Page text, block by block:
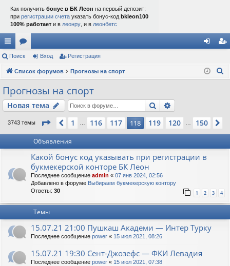
Как получить бонус в БК Леон на первый депозит:
при регистрации счета указать бонус-код bkleon100
100% работает и в леонру , и в леонбетс
с
ы
лк
ор
ум д ис
ия
Поиск Вход Регистрация
Список форумов Прогнозы на спорт
Прогнозы на спорт
Новая тема Поиск
3743 темы Страница 118из150
Пред.
1 116 117 118 119 120 150
Объявления
Какой бонус код указывать при регистрации в
букмекерской конторе БК Леон
Последнее сообщение admin « 07 янв 2024, 02:56
Добавлено в форуме Выбираем букмекерскую контору
Ответы: 30 1 2 3 4
Темы
15.07.21 21:00 Пушкаш Академи — Интер Турку
Последнее сообщение power « 15 июл 2021, 08:26
15.07.21 19:30 Сент-Джозефс — ФКИ Левадия
Последнее сообщение power « 15 июл 2021, 07:38